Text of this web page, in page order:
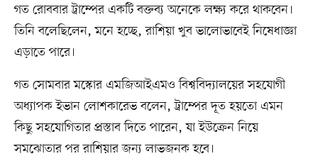
গত রোববার ট্রাম্পের একটি বক্তব্য অনেকে লক্ষ্য করে থাকবেন।
তিনি বলেছিলেন, মনে হচ্ছে, রাশিয়া খুব ভালোভাবেই নিষেধাজ্ঞা
এড়াতে পারে।
গত সোমবার মস্কোর এমজিআইএমও বিশ্ববিদ্যালয়ের সহযোগী
অধ্যাপক ইভান লোশকারেভ বলেন, ট্রাম্পের দূত হয়তো এমন
কিছু সহযোগিতার প্রস্তাব দিতে পারেন, যা ইউক্রেন নিয়ে
সমঝোতার পর রাশিয়ার জন্য লাভজনক হবে।